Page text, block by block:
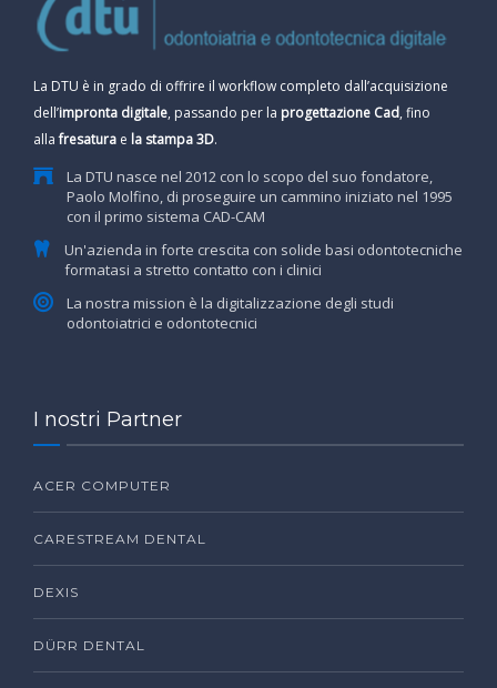
La DTU è in grado di offrire il workflow completo dall’acquisizione
dell’impronta digitale, passando per la progettazione Cad, fino
allafresatura e la stampa 3D.
La DTU nasce nel 2012 con lo scopo del suo fondatore,
Paolo Molfino, di proseguire un cammino iniziato nel 1995
con il primo sistema CAD-CAM
Un'azienda in forte crescita con solide basi odontotecniche
formatasi a stretto contatto con i clinici
La nostra mission è la digitalizzazione degli studi
odontoiatrici e odontotecnici
I nostri Partner
ACER COMPUTER
CARESTREAM DENTAL
DEXIS
DÜRR DENTAL